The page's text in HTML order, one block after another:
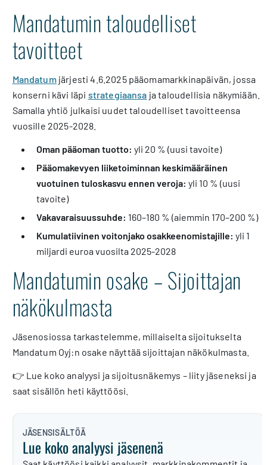
Mandatumin taloudelliset
tavoitteet
Mandatumjärjesti 4.6.2025 pääomamarkkinapäivän, jossa
konserni kävi läpi strategiaansa ja taloudellisia näkymiään.
Samalla yhtiö julkaisi uudet taloudelliset tavoitteensa
vuosille 2025-2028.
Oman pääoman tuotto: yli 20 % (uusi tavoite)
Pääomakevyen liiketoiminnan keskimääräinen
vuotuinen tuloskasvu ennen veroja: yli 10 % (uusi
tavoite)
Vakavaraisuussuhde: 160–180 % (aiemmin 170–200 %)
Kumulatiivinen voitonjako osakkeenomistajille: yli 1
miljardi euroa vuosilta 2025-2028
Mandatumin osake – Sijoittajan
näkökulmasta
Jäsenosiossa tarkastelemme, millaiselta sijoitukselta
Mandatum Oyj:n osake näyttää sijoittajan näkökulmasta.
👉 Lue koko analyysi ja sijoitusnäkemys – liity jäseneksi ja
saat sisällön heti käyttöösi.
JÄSENSISÄLTÖÄ
Lue koko analyysi jäsenenä